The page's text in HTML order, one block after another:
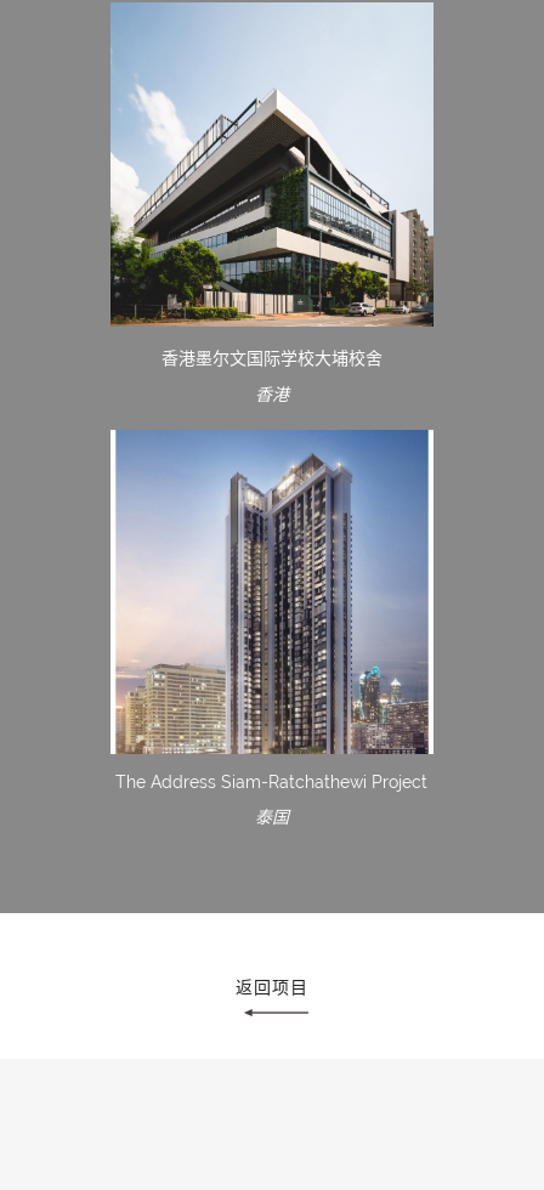
香港墨尔文国际学校大埔校舍
香港
The Address Siam-Ratchathewi Project
泰国
返回项目